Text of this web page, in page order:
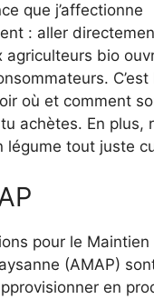
que j’affectionne
: aller
agriculteurs bio
C’est
où et comment
achètes. En plus,
légume tout juste
pour le Maintien
(AMAP)
en